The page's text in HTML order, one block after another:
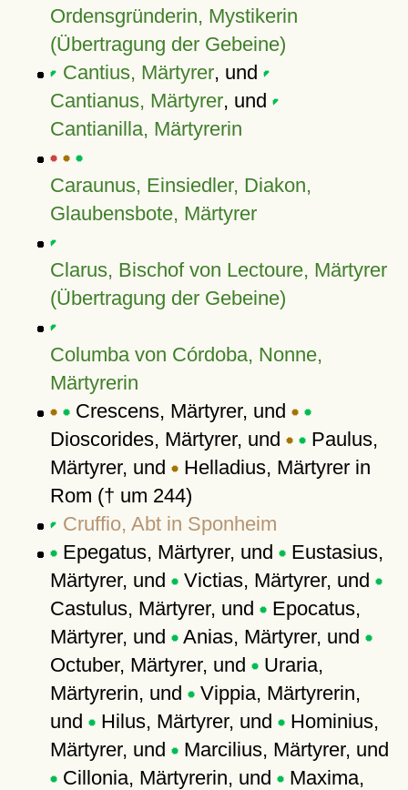
Ordensgründerin, Mystikerin
(Übertragung der Gebeine)
Cantius, Märtyrer, und
Cantianus, Märtyrer, und
Cantianilla, Märtyrerin
Caraunus, Einsiedler, Diakon,
Glaubensbote, Märtyrer
Clarus, Bischof von Lectoure, Märtyrer
(Übertragung der Gebeine)
Columba von Córdoba, Nonne,
Märtyrerin
Crescens, Märtyrer, und
Dioscorides, Märtyrer, und
Paulus,
Märtyrer, und Helladius, Märtyrer in
Rom († um 244)
Cruffio, Abt in Sponheim
Epegatus, Märtyrer, und Eustasius,
Märtyrer, und Victias, Märtyrer, und
Castulus, Märtyrer, und Epocatus,
Märtyrer, und Anias, Märtyrer, und
Octuber, Märtyrer, und Uraria,
Märtyrerin, und Vippia, Märtyrerin,
und Hilus, Märtyrer, und Hominius,
Märtyrer, und Marcilius, Märtyrer, und
Cillonia, Märtyrerin, und Maxima,